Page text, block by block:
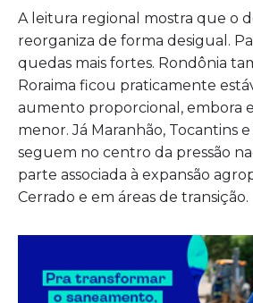
A leitura regional mostra que o
reorganiza de forma desigual.
quedas mais fortes. Rondônia
Roraima ficou praticamente
aumento proporcional, embora
menor. Já Maranhão, Tocantins
seguem no centro da pressão
parte associada à expansão
Cerrado e em áreas de transição.